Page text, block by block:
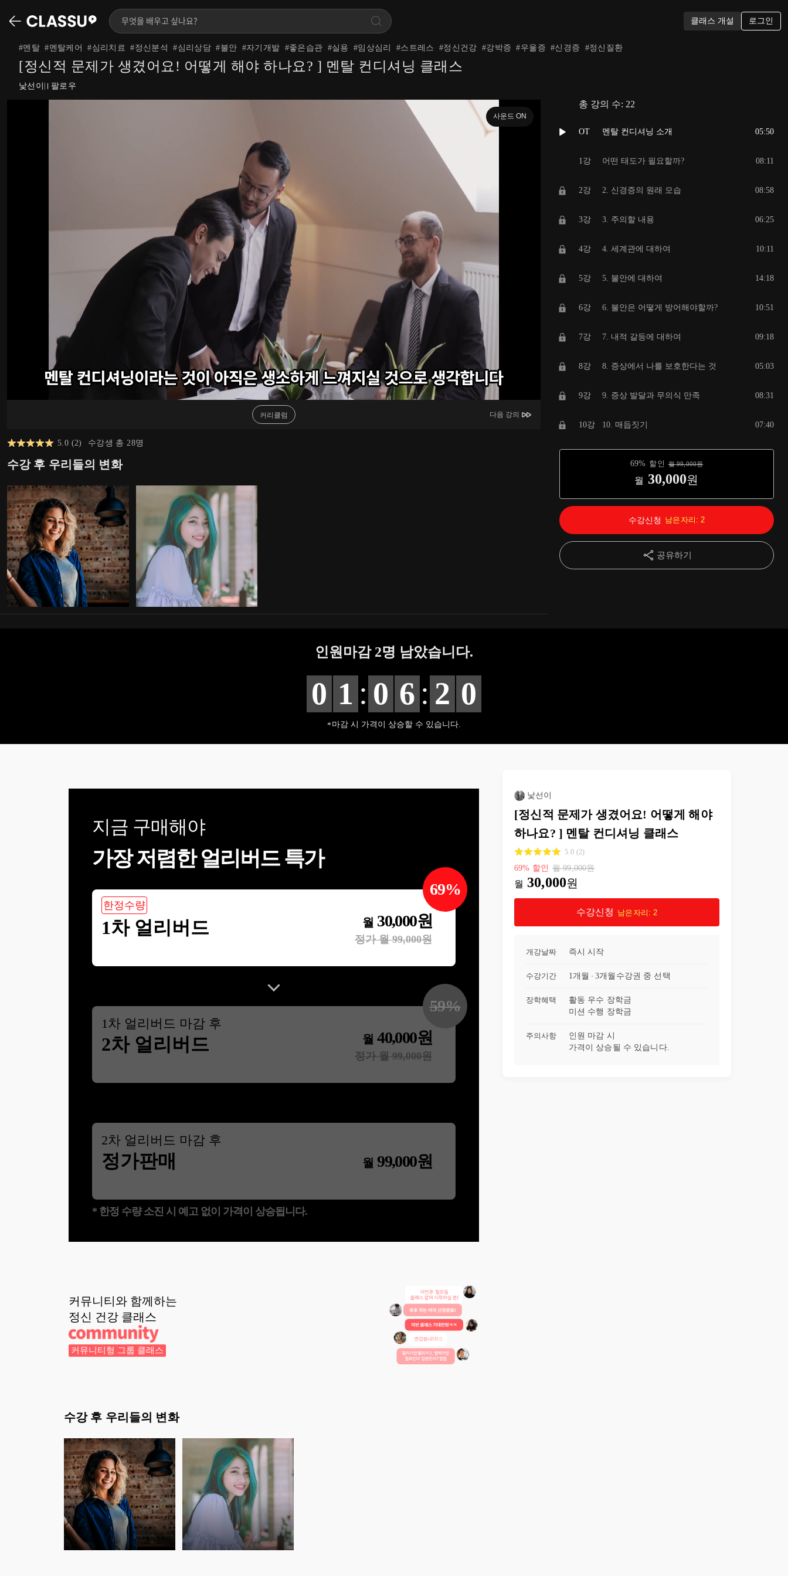
클래스 개설 로그인
#멘탈 #멘탈케어 #심리치료 #정신분석 #심리상담 #불안 #자기개발 #좋은습관 #실용 #임상심리 #스트레스 #정신건강 #강박증 #우울증 #신경증 #정신질환
[정신적 문제가 생겼어요! 어떻게 해야 하나요? ] 멘탈 컨디셔닝 클래스
낯선이 팔로우
사운드 ON
커리큘럼 다음 강의
총 강의 수: 22
OT 멘탈 컨디셔닝 소개 05:50
1강 어떤 태도가 필요할까? 08:11
2강 2. 신경증의 원래 모습 08:58
3강 3. 주의할 내용 06:25
4강 4. 세계관에 대하여 10:11
5강 5. 불안에 대하여 14:18
6강 6. 불안은 어떻게 방어해야할까? 10:51
7강 7. 내적 갈등에 대하여 09:18
8강 8. 증상에서 나를 보호한다는 것 05:03
9강 9. 증상 발달과 무의식 만족 08:31
10강 10. 매듭짓기 07:40
06:20
첫번째 실천 프로그램(1~2주)
05:31
14강 세 번째 실천 프로그램(4주) 03:31
15강 네번째 실천 프로그램(5주) 04:51
69% 할인 월99,000원
월 30,000원
공유하기
수강신청 남은자리: 2
5.0 (2) 수강생 총 28명
수강 후 우리들의 변화
인원마감 2명 남았습니다.
0 1 : 0 6 : 1 9
마감 시 가격이 상승할 수 있습니다.
지금 구매해야
가장 저렴한 얼리버드 특가
한정수량
1차 얼리버드 월 30,000원
정가 월99,000원
69%
1차 얼리버드 마감 후
2차 얼리버드 월40,000원
정가 월99,000원
59%
2차 얼리버드 마감 후
정가판매 월 99,000원
* 한정 수량 소진 시 예고 없이 가격이 상승됩니다.
커뮤니티와 함께하는
정신 건강 클래스
커뮤니티형 그룹 클래스
수강 후 우리들의 변화
낯선이
[정신적 문제가 생겼어요! 어떻게 해야
하나요? ] 멘탈 컨디셔닝 클래스
5.0 (2)
69% 할인 월99,000원
월 30,000원
수강신청 남은자리: 2
개강날짜 즉시 시작
수강기간 1개월 3개월 수강권 중 선택
장학혜택
활동 우수 장학금
미션 수행 장학금
주의사항
인원 마감 시
가격이 상승될 수 있습니다.